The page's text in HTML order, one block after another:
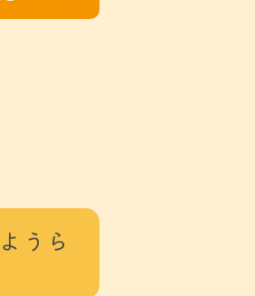
うら